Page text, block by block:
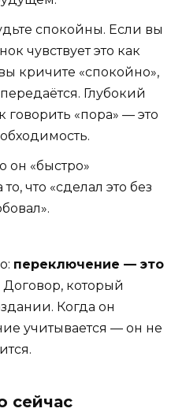
спокойны. Если вы
чувствует это как
кричите «спокойно»,
Глубокий
говорить «пора» — это
он «быстро»
что «сделал это без
переключение — это
Договор, который
Когда он
учитывается — он не
сейчас